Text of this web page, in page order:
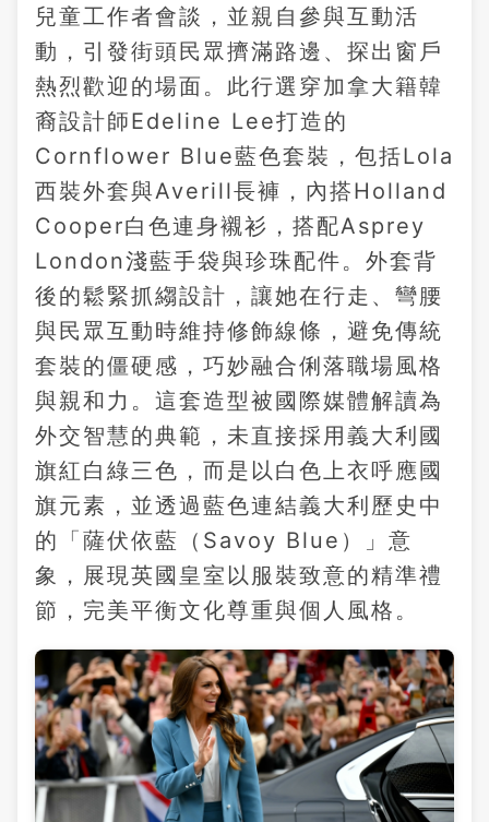
兒童工作者會談，並親自參與互動活
動，引發街頭民眾擠滿路邊、探出窗戶
熱烈歡迎的場面。此行選穿加拿大籍韓
裔設計師Edeline Lee打造的
Cornflower Blue藍色套裝，包括Lola
西裝外套與Averill長褲，內搭Holland
Cooper白色連身襯衫，搭配Asprey
London淺藍手袋與珍珠配件。外套背
後的鬆緊抓縐設計，讓她在行走、彎腰
與民眾互動時維持修飾線條，避免傳統
套裝的僵硬感，巧妙融合俐落職場風格
與親和力。這套造型被國際媒體解讀為
外交智慧的典範，未直接採用義大利國
旗紅白綠三色，而是以白色上衣呼應國
旗元素，並透過藍色連結義大利歷史中
的「薩伏依藍（Savoy Blue）」意
象，展現英國皇室以服裝致意的精準禮
節，完美平衡文化尊重與個人風格。